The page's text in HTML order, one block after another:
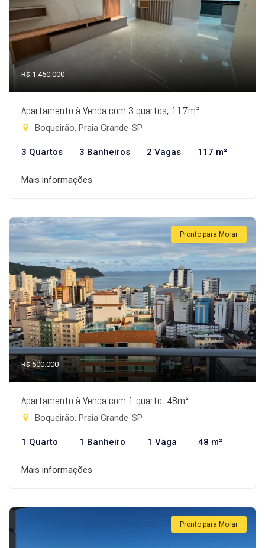
R$ 1.450.000
Apartamento à Venda com 3 quartos, 117m²
Boqueirão, Praia Grande-SP
3 Quartos 3 Banheiros 2 Vagas 117 m²
Mais informações
Pronto para Morar
R$ 500.000
Apartamento à Venda com 1 quarto, 48m²
Boqueirão, Praia Grande-SP
1 Quarto 1 Banheiro 1 Vaga 48 m²
Mais informações
Pronto para Morar